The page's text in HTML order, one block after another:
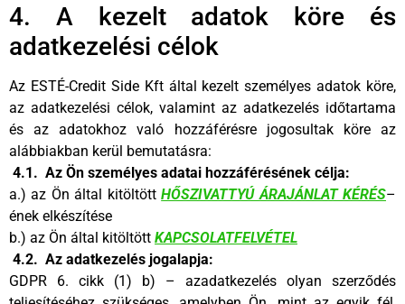
4. A kezelt adatok köre és
adatkezelési célok
Az ESTÉ-Credit Side Kft által kezelt személyes adatok köre,
az adatkezelési célok, valamint az adatkezelés időtartama
és az adatokhoz való hozzáférésre jogosultak köre az
alábbiakban kerül bemutatásra:
4.1. Az Ön személyes adatai hozzáférésének célja:
a.) az Ön által kitöltött HŐSZIVATTYÚ ÁRAJÁNLAT KÉRÉS–
ének elkészítése
b.) az Ön által kitöltött KAPCSOLATFELVÉTEL
4.2. Az adatkezelés jogalapja:
GDPR 6. cikk (1) b) – azadatkezelés olyan szerződés